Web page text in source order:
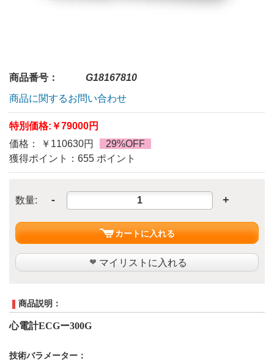
商品番号：
G18167810
商品に関するお問い合わせ
特別価格: ￥79000円
価格： ￥110630円
29%OFF
獲得ポイント：655 ポイント
数量: - +
カートに入れる
マイリストに入れる
商品説明：
心電計ECGー300G
技術バラメーター：